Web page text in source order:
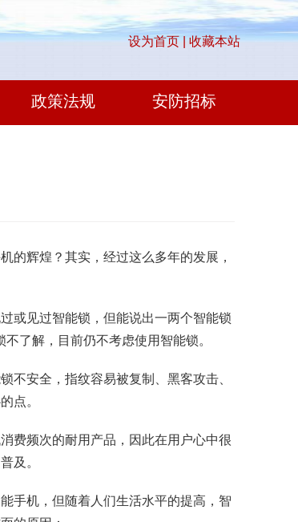
设为首页 | 收藏本站
政策法规 安防招标
的辉煌？其实，经过这么多年的发展，
或见过智能锁，但能说出一两个智能锁
了解，目前仍不考虑使用智能锁。
不安全，指纹容易被复制、黑客攻击、
点。
费频次的耐用产品，因此在用户心中很
及。
手机，但随着人们生活水平的提高，智